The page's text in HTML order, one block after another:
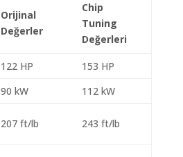
Orijinal
Değerler
Chip
Tuning
Değerleri
122 HP
153 HP
90 kW
112 kW
207 ft/lb 243 ft/lb